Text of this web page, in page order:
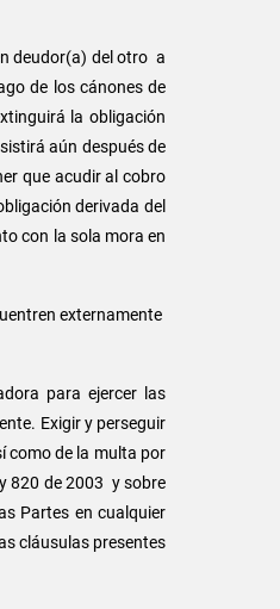
deudor(a) del otro a
de los cánones de
la obligación
aún después de
que acudir al cobro
derivada del
con la sola mora en
externamente
para ejercer las
Exigir y perseguir
como de la multa por
820 de 2003 y sobre
Partes en cualquier
cláusulas presentes